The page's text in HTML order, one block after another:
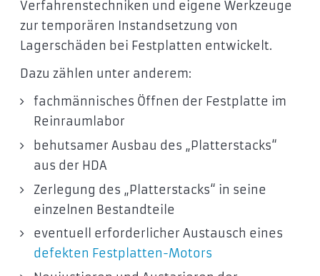
Verfahrenstechniken und eigene Werkzeuge
zur temporären Instandsetzung von
Lagerschäden bei Festplatten entwickelt.
Dazu zählen unter anderem:
fachmännisches Öffnen der Festplatte im
Reinraumlabor
behutsamer Ausbau des „Platterstacks“
aus der HDA
Zerlegung des „Platterstacks“ in seine
einzelnen Bestandteile
eventuell erforderlicher Austausch eines
defekten Festplatten-Motors